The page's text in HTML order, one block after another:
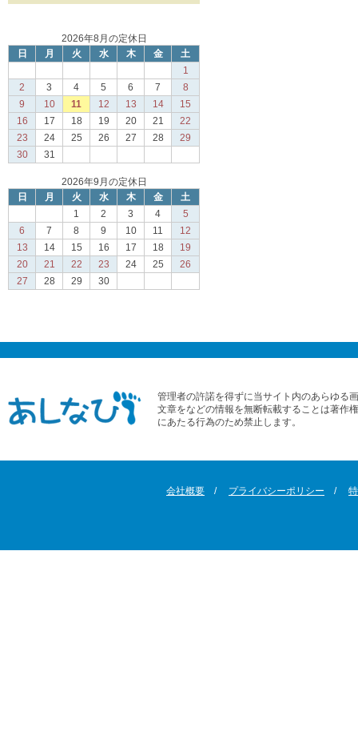
2026年8月の定休日
日
月 火 水 木 金
土
1
2
3 4 5 6 7
8
9
10 11 12 13 14
15
16
17 18 19 20 21
22
23
24 25 26 27 28
29
30
31
2026年9月の定休日
日
月 火 水 木 金
土
1
2 3 4
5
6
7 8 9 10 11
12
13
14 15 16 17 18
19
20
21 22 23 24 25
26
27
28 29 30
管理者の許諾を得ずに当サイト内のあらゆる
文章をなどの情報を無断転載することは著作
にあたる行為のため禁止します。
会社概要 プライバシーポリシー